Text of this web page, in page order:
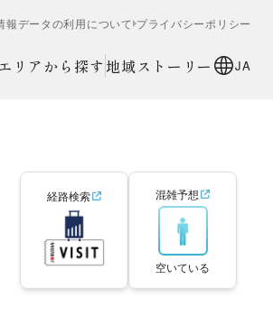
報データの利用について プライバシーポリシー
リアから探す 地域ストーリー JA
経路検索 混雑予想
空いている